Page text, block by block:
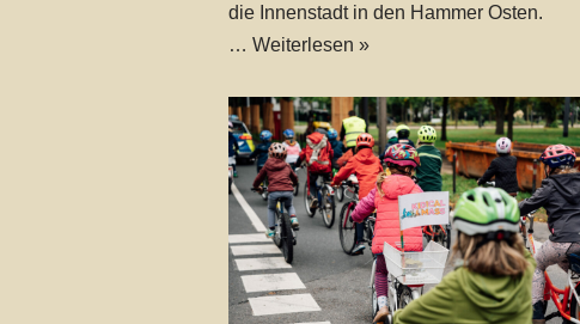
die Innenstadt in den Hammer Osten.
… Weiterlesen »